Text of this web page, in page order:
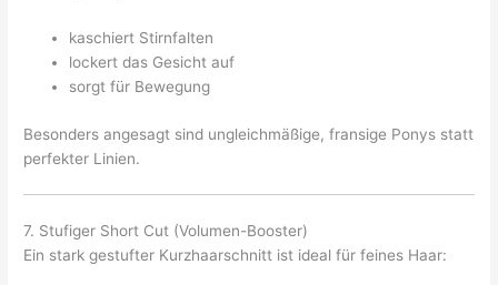
kaschiert Stirnfalten
lockert das Gesicht auf
sorgt für Bewegung
Besonders angesagt sind ungleichmäßige, fransige Ponys statt
perfekter Linien.
7. Stufiger Short Cut (Volumen-Booster)
Ein stark gestufter Kurzhaarschnitt ist ideal für feines Haar: